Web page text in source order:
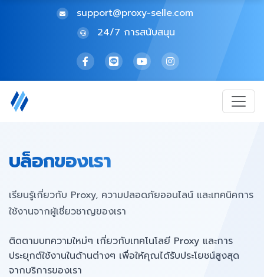
support@proxy-selle.com
24/7 การสนับสนุน
บล็อกของเรา
เรียนรู้เกี่ยวกับ Proxy, ความปลอดภัยออนไลน์ และเทคนิคการ
ใช้งานจากผู้เชี่ยวชาญของเรา
ติดตามบทความใหม่ๆ เกี่ยวกับเทคโนโลยี Proxy และการ
ประยุกต์ใช้งานในด้านต่างๆ เพื่อให้คุณได้รับประโยชน์สูงสุด
จากบริการของเรา